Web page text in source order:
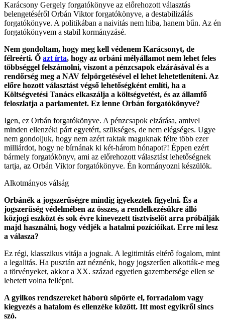
Karácsony Gergely forgatókönyve az előrehozott választás
belengetéséről Orbán Viktor forgatókönyve, a destabilizálás
forgatókönyve. A politikában a naivitás nem hiba, hanem bűn. Az én
forgatókönyvem a stabil kormányzásé.
Nem gondoltam, hogy meg kell védenem Karácsonyt, de
félreérti. Ő azt írta, hogy az orbáni mélyállamot nem lehet feles
többséggel felszámolni, viszont a pénzcsapok elzárásával és a
rendőrség meg a NAV felpörgetésével el lehet lehetetleníteni. Az
előre hozott választást végső lehetőségként említi, ha a
Költségvetési Tanács elkaszálja a költségvetést, és az államfő
feloszlatja a parlamentet. Ez lenne Orbán forgatókönyve?
Igen, ez Orbán forgatókönyve. A pénzcsapok elzárása, amivel
minden ellenzéki párt egyetért, szükséges, de nem elégséges. Ugye
nem gondoljuk, hogy nem azért raktak maguknak félre több ezer
milliárdot, hogy ne bírnának ki két-három hónapot?! Éppen ezért
bármely forgatókönyv, ami az előrehozott választást lehetőségnek
tartja, az Orbán Viktor forgatókönyve. Én kormányozni készülök.
Alkotmányos válság
Orbánék a jogszerűségre mindig igyekeztek figyelni. És a
jogszerűség védelmében az összes, a rendelkezésükre álló
közjogi eszközt és sok évre kinevezett tisztviselőt arra próbálják
majd használni, hogy védjék a hatalmi pozícióikat. Erre mi lesz
a válasza?
Ez régi, klasszikus vitája a jognak. A legitimitás eltérő fogalom, mint
a legalitás. Ha pusztán azt néznénk, hogy jogszerűen alkották-e meg
a törvényeket, akkor a XX. század egyetlen gazembersége ellen se
lehetett volna fellépni.
A gyilkos rendszereket háború söpörte el, forradalom vagy
kiegyezés a hatalom és ellenzéke között. Itt most egyikről sincs
szó.